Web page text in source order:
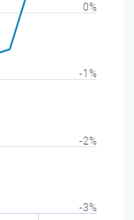
-3%
-2%
-1%
0%